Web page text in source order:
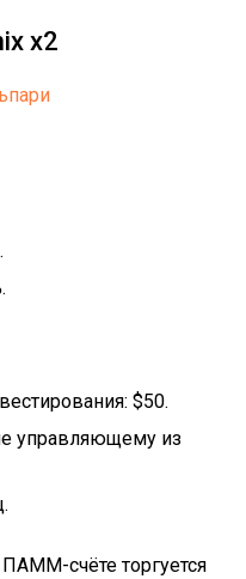
x2
$50.
управляющему из
счёте торгуется